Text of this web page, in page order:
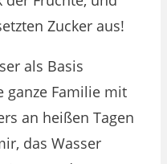
Zucker aus!
als Basis
ganze Familie mit
an heißen Tagen
das Wasser